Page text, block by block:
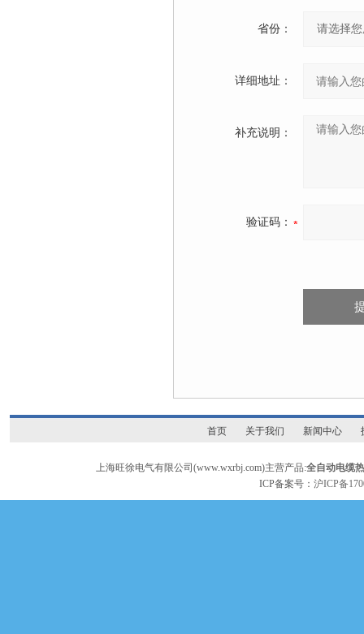
省份：
详细地址：
补充说明：
验证码：
首页 关于我们 新闻中心
上海旺徐电气有限公司(www.wxrbj.com)主营产品:全自动电缆
ICP备案号：沪ICP备